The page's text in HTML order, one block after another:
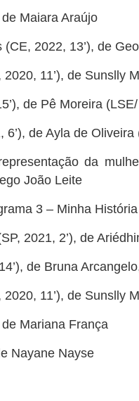
Maiara Araújo
(CE, 2022, 13’), de
11’), de Sunslly
de Pê Moreira
6’), de Ayla de Oliveira
da
João Leite
3 – Minha
2021, 2’), de
de Bruna
11’), de Sunslly
de Mariana França
Nayane Nayse